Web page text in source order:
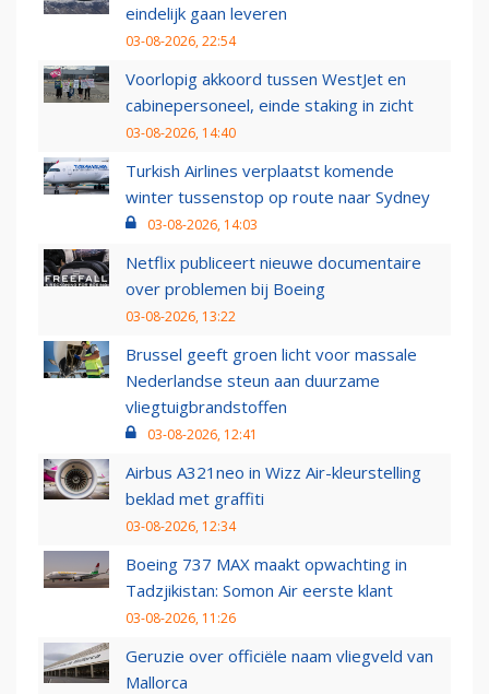
eindelijk gaan leveren
03-08-2026, 22:54
Voorlopig akkoord tussen WestJet en
cabinepersoneel, einde staking in zicht
03-08-2026, 14:40
Turkish Airlines verplaatst komende
winter tussenstop op route naar Sydney
03-08-2026, 14:03
Netflix publiceert nieuwe documentaire
over problemen bij Boeing
03-08-2026, 13:22
Brussel geeft groen licht voor massale
Nederlandse steun aan duurzame
vliegtuigbrandstoffen
03-08-2026, 12:41
Airbus A321neo in Wizz Air-kleurstelling
beklad met graffiti
03-08-2026, 12:34
Boeing 737 MAX maakt opwachting in
Tadzjikistan: Somon Air eerste klant
03-08-2026, 11:26
Geruzie over officiële naam vliegveld van
Mallorca